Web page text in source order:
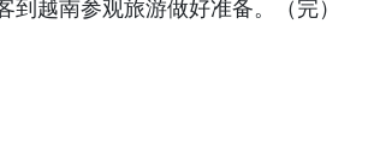
越南参观旅游做好准备。（完）